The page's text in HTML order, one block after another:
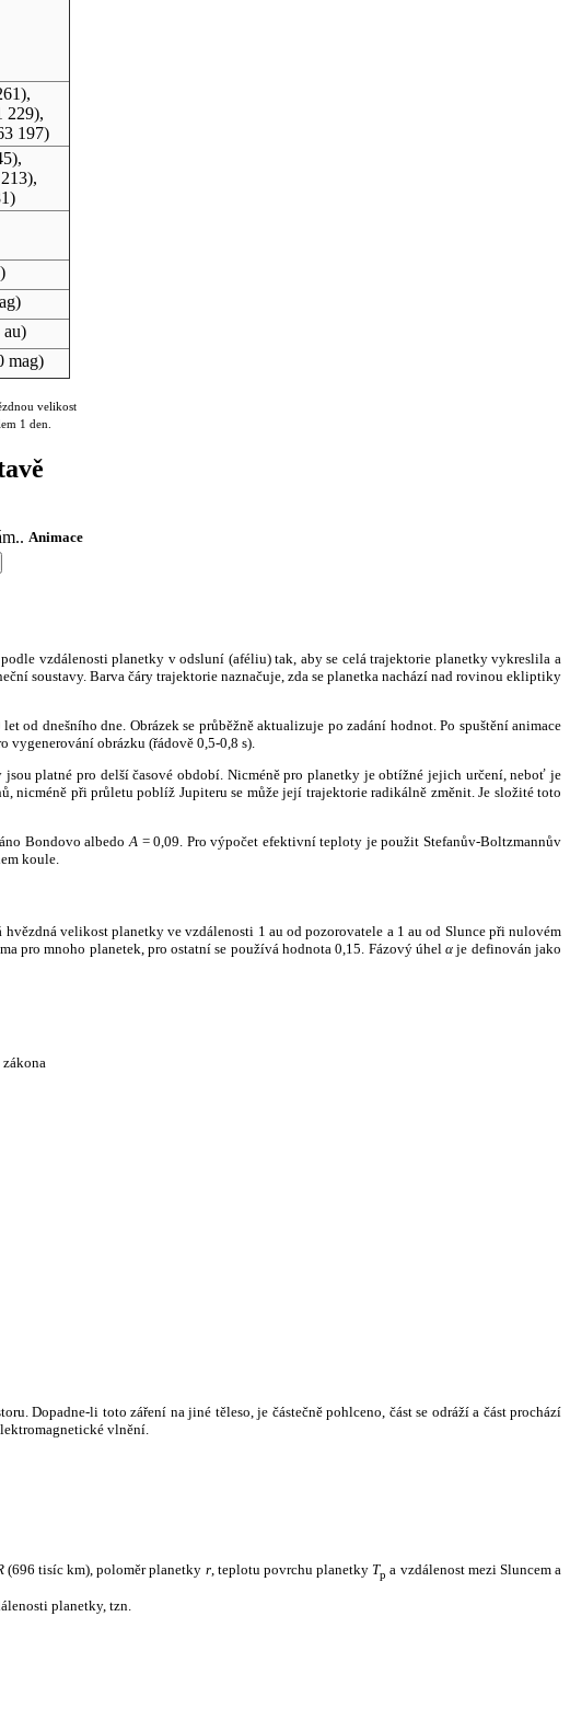
229),
197)
mag)
velikost
1 den.
Animace
vzdálenosti planetky v odsluní (aféliu) tak, aby se celá trajektorie planetky vykreslila a
soustavy. Barva čáry trajektorie naznačuje, zda se planetka nachází nad rovinou ekliptiky
od dnešního dne. Obrázek se průběžně aktualizuje po zadání hodnot. Po spuštění animace
vygenerování obrázku (řádově 0,5-0,8 s).
jsou platné pro delší časové období. Nicméně pro planetky je obtížné jejich určení, neboť je
nicméně při průletu poblíž Jupiteru se může její trajektorie radikálně změnit. Je složité toto
Bondovo albedo A = 0,09. Pro výpočet efektivní teploty je použit Stefanův-Boltzmannův
koule.
velikost planetky ve vzdálenosti 1 au od pozorovatele a 1 au od Slunce při nulovém
pro mnoho planetek, pro ostatní se používá hodnota 0,15. Fázový úhelα je definován jako
Dopadne-li toto záření na jiné těleso, je částečně pohlceno, část se odráží a část prochází
vlnění.
(696 tisíc km), poloměr planetky r, teplotu povrchu planetky Tp a vzdálenost mezi Sluncem a
planetky, tzn.